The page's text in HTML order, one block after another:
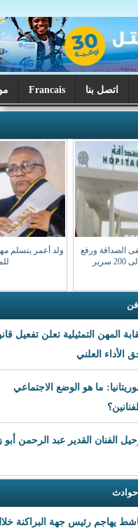
موريتانيا اليوم
أعمر يتسلم مهامه نقيبا للهيئة الوطنية
تفعيل قانون
الاجتماعي
الرحمن أبو زهرة
خلال